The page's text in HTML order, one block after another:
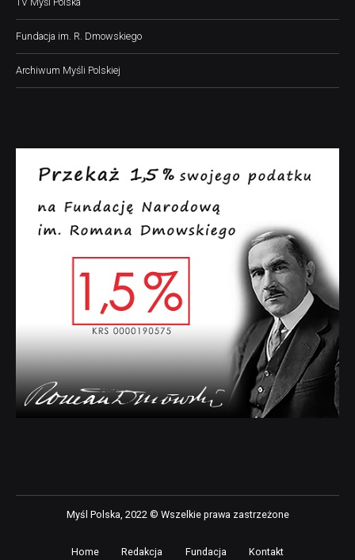
Fundacja im. R. Dmowskiego
Archiwum Myśli Polskiej
Myśl Polska, 2022 © Wszelkie prawa zastrzeżone
Home Redakcja Fundacja Kontakt